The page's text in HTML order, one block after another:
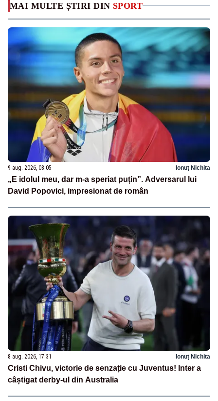
MAI MULTE ȘTIRI DIN SPORT
9 aug. 2026, 08:05 Ionuț Nichita
„E idolul meu, dar m-a speriat puțin”. Adversarul lui
David Popovici, impresionat de român
8 aug. 2026, 17:31 Ionuț Nichita
Cristi Chivu, victorie de senzație cu Juventus! Inter a
câștigat derby-ul din Australia